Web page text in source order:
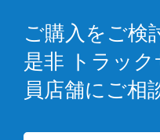
ご購入をご検
是非 トラッ
員店舗にご相